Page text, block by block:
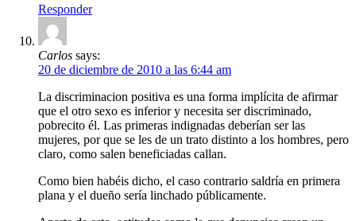
Responder
Carlos says:
20 de diciembre de 2010 a las 6:44 am
La discriminacion positiva es una forma implícita de afirmar
que el otro sexo es inferior y necesita ser discriminado,
pobrecito él. Las primeras indignadas deberían ser las
mujeres, por que se les de un trato distinto a los hombres, pero
claro, como salen beneficiadas callan.
Como bien habéis dicho, el caso contrario saldría en primera
plana y el dueño sería linchado públicamente.